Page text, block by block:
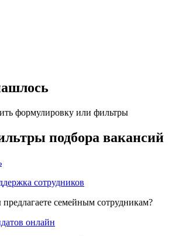
формулировку или фильтры
подбора вакансий
сотрудников
семейным сотрудникам?
онлайн